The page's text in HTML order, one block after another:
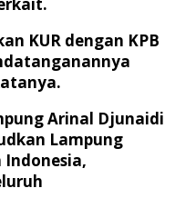
KUR dengan KPB
Arinal Djunaidi
Lampung